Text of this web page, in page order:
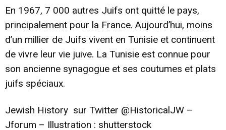
En 1967, 7 000 autres Juifs ont quitté le pays,
principalement pour la France. Aujourd’hui, moins
d’un millier de Juifs vivent en Tunisie et continuent
de vivre leur vie juive. La Tunisie est connue pour
son ancienne synagogue et ses coutumes et plats
juifs spéciaux.
Jewish History sur Twitter @HistoricalJW –
Jforum – Illustration : shutterstock